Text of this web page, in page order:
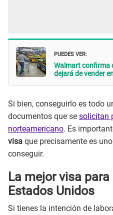
PUEDES VER:
Walmart confirma
dejará de vender
Si bien, conseguirlo es todo
documentos que se solicitan
norteamericano. Es
visa que precisamente es
conseguir.
La mejor visa
Estados Unidos
Si tienes la intención de